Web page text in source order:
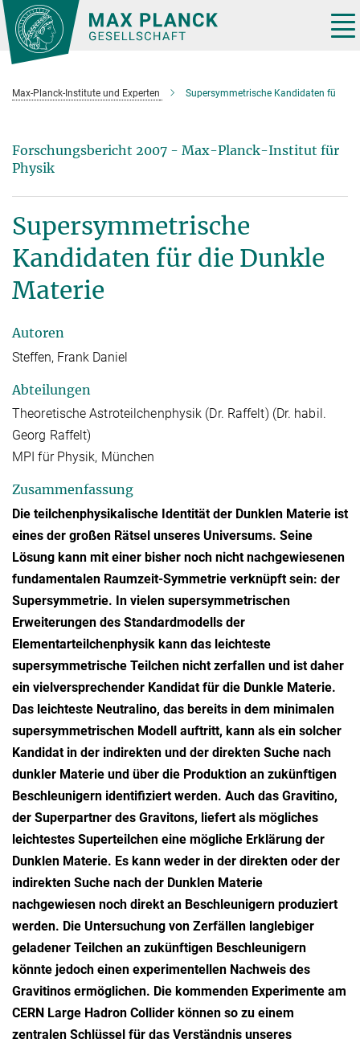
Hauptinhalt
Max-Planck-Institute und Experten Supersymmetrische Kandidaten fü
Forschungsbericht 2007 - Max-Planck-Institut für
Physik
Supersymmetrische
Kandidaten für die Dunkle
Materie
Autoren
Steffen, Frank Daniel
Abteilungen
Theoretische Astroteilchenphysik (Dr. Raffelt) (Dr. habil.
Georg Raffelt)
MPI für Physik, München
Zusammenfassung
Die teilchenphysikalische Identität der Dunklen Materie ist
eines der großen Rätsel unseres Universums. Seine
Lösung kann mit einer bisher noch nicht nachgewiesenen
fundamentalen Raumzeit-Symmetrie verknüpft sein: der
Supersymmetrie. In vielen supersymmetrischen
Erweiterungen des Standardmodells der
Elementarteilchenphysik kann das leichteste
supersymmetrische Teilchen nicht zerfallen und ist daher
ein vielversprechender Kandidat für die Dunkle Materie.
Das leichteste Neutralino, das bereits in dem minimalen
supersymmetrischen Modell auftritt, kann als ein solcher
Kandidat in der indirekten und der direkten Suche nach
dunkler Materie und über die Produktion an zukünftigen
Beschleunigern identifiziert werden. Auch das Gravitino,
der Superpartner des Gravitons, liefert als mögliches
leichtestes Superteilchen eine mögliche Erklärung der
Dunklen Materie. Es kann weder in der direkten oder der
indirekten Suche nach der Dunklen Materie
nachgewiesen noch direkt an Beschleunigern produziert
werden. Die Untersuchung von Zerfällen langlebiger
geladener Teilchen an zukünftigen Beschleunigern
könnte jedoch einen experimentellen Nachweis des
Gravitinos ermöglichen. Die kommenden Experimente am
CERN Large Hadron Collider können so zu einem
zentralen Schlüssel für das Verständnis unseres